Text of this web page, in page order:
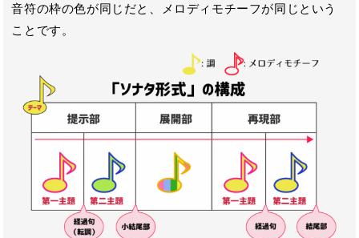
音符の枠の色が同じだと、メロディモチーフが同じという
ことです。